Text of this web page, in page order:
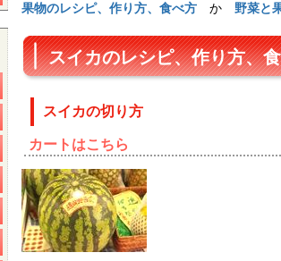
果物のレシピ、作り方、食べ方 か 野菜と
スイカのレシピ、作り方、
スイカの切り方
カートはこちら